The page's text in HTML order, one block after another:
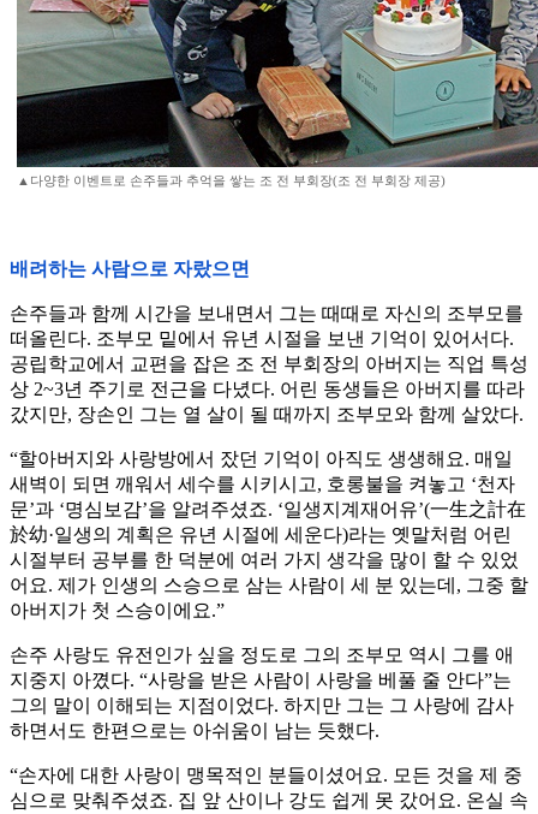
▲다양한 이벤트로 손주들과 추억을 쌓는 조 전 부회장(조 전 부회장 제공)
배려하는 사람으로 자랐으면
손주들과 함께 시간을 보내면서 그는 때때로 자신의 조부모를
떠올린다. 조부모 밑에서 유년 시절을 보낸 기억이 있어서다.
공립학교에서 교편을 잡은 조 전 부회장의 아버지는 직업 특성
상 2~3년 주기로 전근을 다녔다. 어린 동생들은 아버지를 따라
갔지만, 장손인 그는 열 살이 될 때까지 조부모와 함께 살았다.
“할아버지와 사랑방에서 잤던 기억이 아직도 생생해요. 매일
새벽이 되면 깨워서 세수를 시키시고, 호롱불을 켜놓고 ‘천자
문’과 ‘명심보감’을 알려주셨죠. ‘일생지계재어유’(一生之計在
於幼·일생의 계획은 유년 시절에 세운다)라는 옛말처럼 어린
시절부터 공부를 한 덕분에 여러 가지 생각을 많이 할 수 있었
어요. 제가 인생의 스승으로 삼는 사람이 세 분 있는데, 그중 할
아버지가 첫 스승이에요.”
손주 사랑도 유전인가 싶을 정도로 그의 조부모 역시 그를 애
지중지 아꼈다. “사랑을 받은 사람이 사랑을 베풀 줄 안다”는
그의 말이 이해되는 지점이었다. 하지만 그는 그 사랑에 감사
하면서도 한편으로는 아쉬움이 남는 듯했다.
“손자에 대한 사랑이 맹목적인 분들이셨어요. 모든 것을 제 중
심으로 맞춰주셨죠. 집 앞 산이나 강도 쉽게 못 갔어요. 온실 속